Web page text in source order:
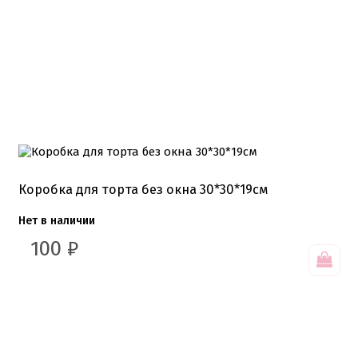
Коробка для торта без окна 30*30*19см
Нет в наличии
100 ₽